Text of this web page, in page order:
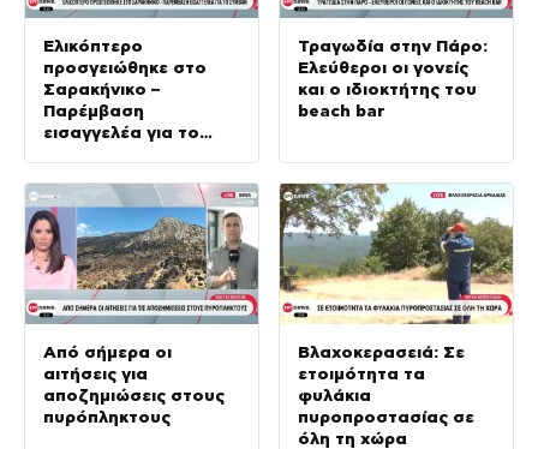
Ελικόπτερο
προσγειώθηκε στο
Σαρακήνικο –
Παρέμβαση
εισαγγελέα για το
Τραγωδία στην Πάρο:
Ελεύθεροι οι γονείς
και ο ιδιοκτήτης του
beach bar
Από σήμερα οι
αιτήσεις για
αποζημιώσεις στους
πυρόπληκτους
Βλαχοκερασειά: Σε
ετοιμότητα τα
φυλάκια
πυροπροστασίας σε
όλη τη χώρα